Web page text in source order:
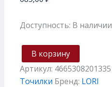
Доступность: В наличии
В корзину
Артикул: 4665308201335
Точилки Бренд: LORI